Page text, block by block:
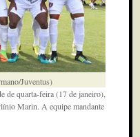
Juventus)
de quarta-feira (17 de janeiro),
Marin. A equipe mandante